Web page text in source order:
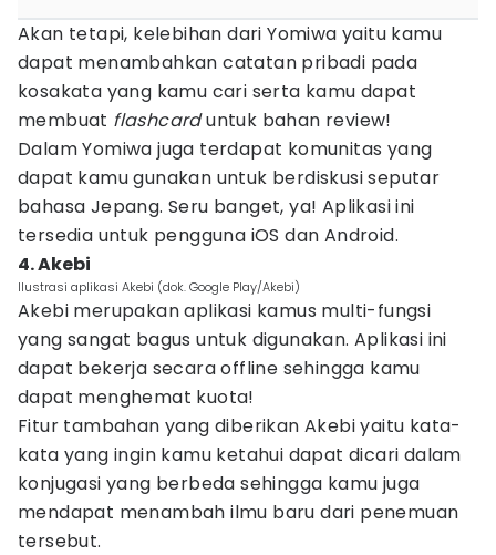
Akan tetapi, kelebihan dari Yomiwa yaitu kamu
dapat menambahkan catatan pribadi pada
kosakata yang kamu cari serta kamu dapat
membuat flashcarduntuk bahan review!
Dalam Yomiwa juga terdapat komunitas yang
dapat kamu gunakan untuk berdiskusi seputar
bahasa Jepang. Seru banget, ya! Aplikasi ini
tersedia untuk pengguna iOS dan Android.
4. Akebi
Ilustrasi aplikasi Akebi (dok. Google Play/Akebi)
Akebi merupakan aplikasi kamus multi-fungsi
yang sangat bagus untuk digunakan. Aplikasi ini
dapat bekerja secara offline sehingga kamu
dapat menghemat kuota!
Fitur tambahan yang diberikan Akebi yaitu kata-
kata yang ingin kamu ketahui dapat dicari dalam
konjugasi yang berbeda sehingga kamu juga
mendapat menambah ilmu baru dari penemuan
tersebut.